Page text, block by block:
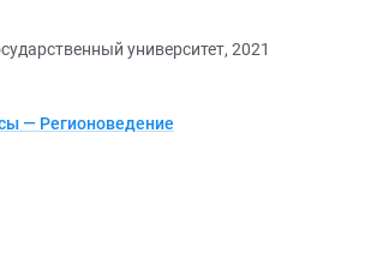
университет, 2021
— Регионоведение